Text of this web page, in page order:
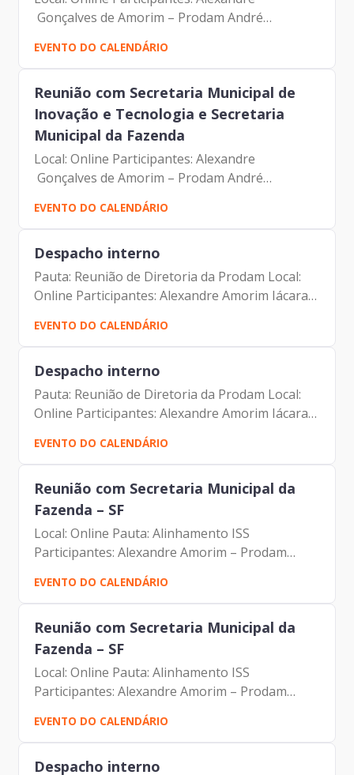
Gonçalves de Amorim – Prodam André
Tomiatto de Oliveira - SMIT Juliana Soares
Grijó – SF Camila Murta – Prodam
EVENTO DO CALENDÁRIO
Reunião com Secretaria Municipal de
Inovação e Tecnologia e Secretaria
Municipal da Fazenda
Local: Online Participantes: Alexandre
Gonçalves de Amorim – Prodam André
Tomiatto de Oliveira - SMIT Juliana Soares
Grijó – SF Camila Murta – Prodam
EVENTO DO CALENDÁRIO
Despacho interno
Pauta: Reunião de Diretoria da Prodam Local:
Online Participantes: Alexandre Amorim Iácara
Faria Alexandre Gedanken Antonio Celso
Albuquerque Filho Camila Murta Jorge Leite
Luciano de Azevedo...
EVENTO DO CALENDÁRIO
Despacho interno
Pauta: Reunião de Diretoria da Prodam Local:
Online Participantes: Alexandre Amorim Iácara
Faria Alexandre Gedanken Antonio Celso
Albuquerque Filho Camila Murta Jorge Leite
Luciano de Azevedo...
EVENTO DO CALENDÁRIO
Reunião com Secretaria Municipal da
Fazenda – SF
Local: Online Pauta: Alinhamento ISS
Participantes: Alexandre Amorim – Prodam
Camila Murta – Prodam Jorge Pereira Leite –
Prodam Luis Felipe Vidal Arellano – SF
EVENTO DO CALENDÁRIO
Reunião com Secretaria Municipal da
Fazenda – SF
Local: Online Pauta: Alinhamento ISS
Participantes: Alexandre Amorim – Prodam
Camila Murta – Prodam Jorge Pereira Leite –
Prodam Luis Felipe Vidal Arellano – SF
EVENTO DO CALENDÁRIO
Despacho interno